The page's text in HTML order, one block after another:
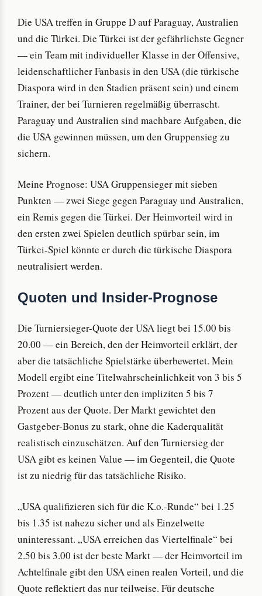
Die USA treffen in Gruppe D auf Paraguay, Australien
und die Türkei. Die Türkei ist der gefährlichste Gegner
— ein Team mit individueller Klasse in der Offensive,
leidenschaftlicher Fanbasis in den USA (die türkische
Diaspora wird in den Stadien präsent sein) und einem
Trainer, der bei Turnieren regelmäßig überrascht.
Paraguay und Australien sind machbare Aufgaben, die
die USA gewinnen müssen, um den Gruppensieg zu
sichern.
Meine Prognose: USA Gruppensieger mit sieben
Punkten — zwei Siege gegen Paraguay und Australien,
ein Remis gegen die Türkei. Der Heimvorteil wird in
den ersten zwei Spielen deutlich spürbar sein, im
Türkei-Spiel könnte er durch die türkische Diaspora
neutralisiert werden.
Quoten und Insider-Prognose
Die Turniersieger-Quote der USA liegt bei 15.00 bis
20.00 — ein Bereich, den der Heimvorteil erklärt, der
aber die tatsächliche Spielstärke überbewertet. Mein
Modell ergibt eine Titelwahrscheinlichkeit von 3 bis 5
Prozent — deutlich unter den impliziten 5 bis 7
Prozent aus der Quote. Der Markt gewichtet den
Gastgeber-Bonus zu stark, ohne die Kaderqualität
realistisch einzuschätzen. Auf den Turniersieg der
USA gibt es keinen Value — im Gegenteil, die Quote
ist zu niedrig für das tatsächliche Risiko.
„USA qualifizieren sich für die K.o.-Runde“ bei 1.25
bis 1.35 ist nahezu sicher und als Einzelwette
uninteressant. „USA erreichen das Viertelfinale“ bei
2.50 bis 3.00 ist der beste Markt — der Heimvorteil im
Achtelfinale gibt den USA einen realen Vorteil, und die
Quote reflektiert das nur teilweise. Für deutsche